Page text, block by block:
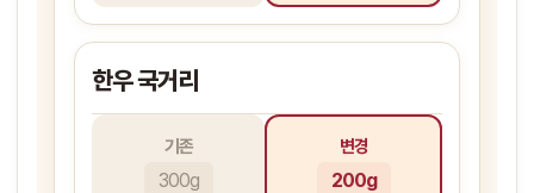
한우 국거리
기존
300g
변경
200g